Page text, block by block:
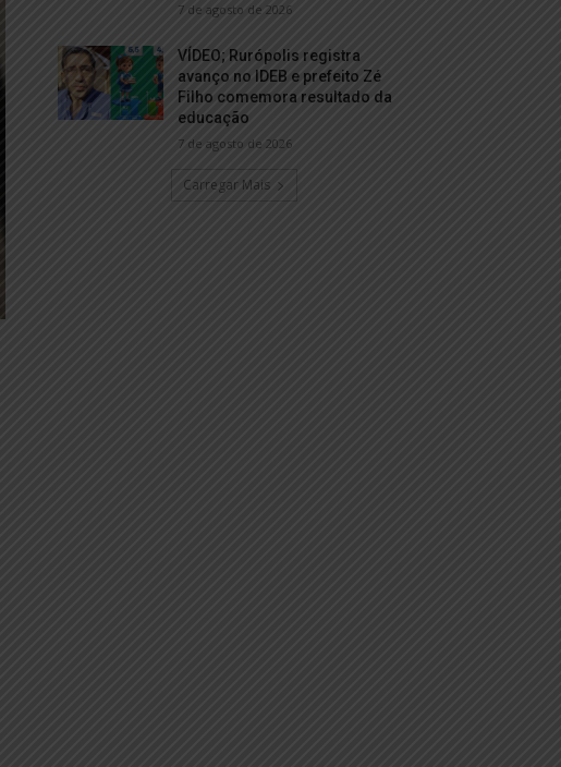
7 de agosto de 2026
VÍDEO; Rurópolis registra
avanço no IDEB e prefeito Zé
Filho comemora resultado da
educação
7 de agosto de 2026
Carregar Mais